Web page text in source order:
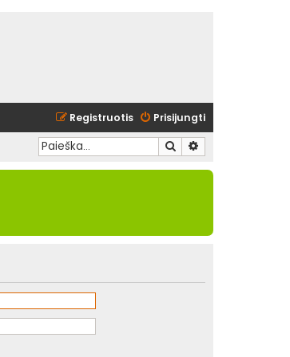
Prisijungti
Registruotis
Ieškoti